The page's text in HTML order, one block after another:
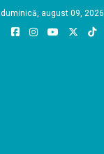
duminică, august 09, 2026